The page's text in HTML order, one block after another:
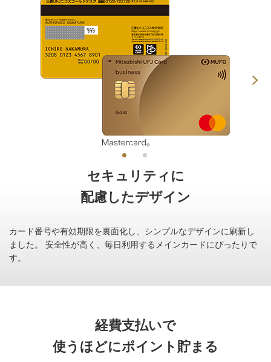
セキュリティに
配慮したデザイン
カード番号や有効期限を裏面化し、シンプルなデザインに刷新し
ました。
安全性が高く、毎日利用するメインカードにぴったりで
す。
経費支払いで
使うほどにポイント貯まる